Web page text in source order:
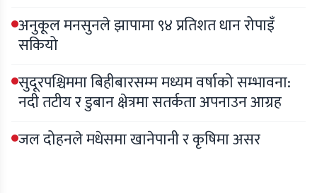
अनुकूल मनसुनले झापामा ९४ प्रतिशत धान रोपाइँ
सकियो
सुदूरपश्चिममा बिहीबारसम्म मध्यम वर्षाको सम्भावना:
नदी तटीय र डुबान क्षेत्रमा सतर्कता अपनाउन आग्रह
जल दोहनले मधेसमा खानेपानी र कृषिमा असर